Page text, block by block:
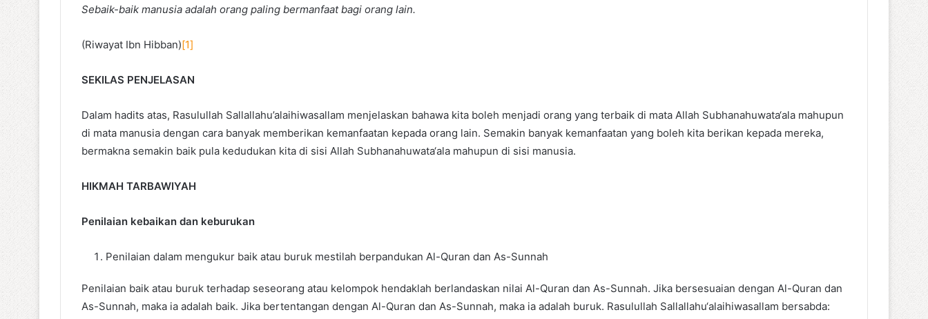
Sebaik-baik manusia adalah orang paling bermanfaat bagi orang lain.
(Riwayat Ibn Hibban)[1]
SEKILAS PENJELASAN
Dalam hadits atas, Rasulullah Sallallahu’alaihiwasallam menjelaskan bahawa kita boleh menjadi orang yang terbaik di mata Allah Subhanahuwata‘ala mahupun
di mata manusia dengan cara banyak memberikan kemanfaatan kepada orang lain. Semakin banyak kemanfaatan yang boleh kita berikan kepada mereka,
bermakna semakin baik pula kedudukan kita di sisi Allah Subhanahuwata‘ala mahupun di sisi manusia.
HIKMAH TARBAWIYAH
Penilaian kebaikan dan keburukan
Penilaian dalam mengukur baik atau buruk mestilah berpandukan Al-Quran dan As-Sunnah
Penilaian baik atau buruk terhadap seseorang atau kelompok hendaklah berlandaskan nilai Al-Quran dan As-Sunnah. Jika bersesuaian dengan Al-Quran dan
As-Sunnah, maka ia adalah baik. Jika bertentangan dengan Al-Quran dan As-Sunnah, maka ia adalah buruk. Rasulullah Sallallahu‘alaihiwasallam bersabda: